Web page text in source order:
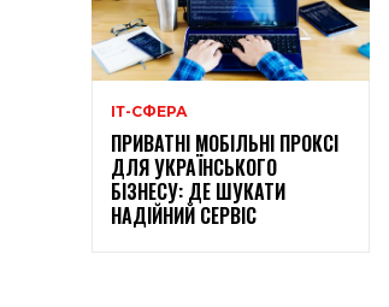
ІТ-СФЕРА
ПРИВАТНІ МОБІЛЬНІ ПРОКСІ
ДЛЯ УКРАЇНСЬКОГО
БІЗНЕСУ: ДЕ ШУКАТИ
НАДІЙНИЙ СЕРВІС